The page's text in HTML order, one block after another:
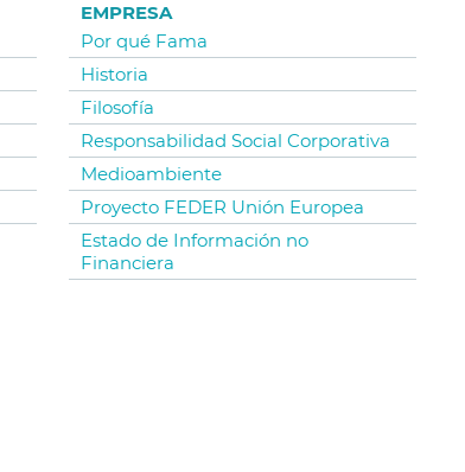
EMPRESA
Por qué Fama
Historia
Filosofía
Responsabilidad Social Corporativa
Medioambiente
Proyecto FEDER Unión Europea
Estado de Información no
Financiera